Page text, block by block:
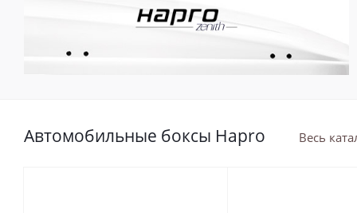
Автомобильные боксы Hapro Весь